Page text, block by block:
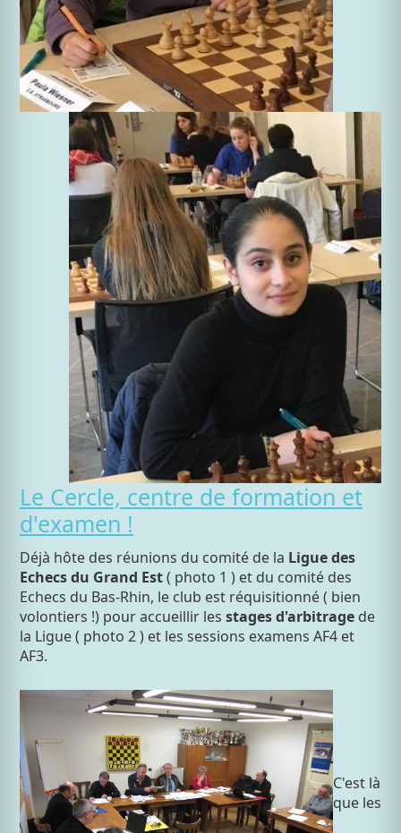
Le Cercle, centre de formation et
d'examen !
Déjà hôte des réunions du comité de la Ligue des
Echecs du Grand Est( photo 1 ) et du comité des
Echecs du Bas-Rhin, le club est réquisitionné ( bien
volontiers !) pour accueillir les stages d'arbitrage de
la Ligue ( photo 2 ) et les sessions examens AF4 et
AF3.
C'est là
que les